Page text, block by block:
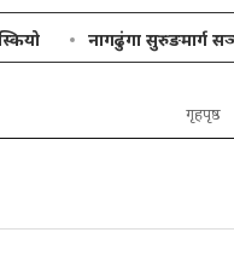
नागढुंगा सुरुङमार्ग
गृहपृष्ठ